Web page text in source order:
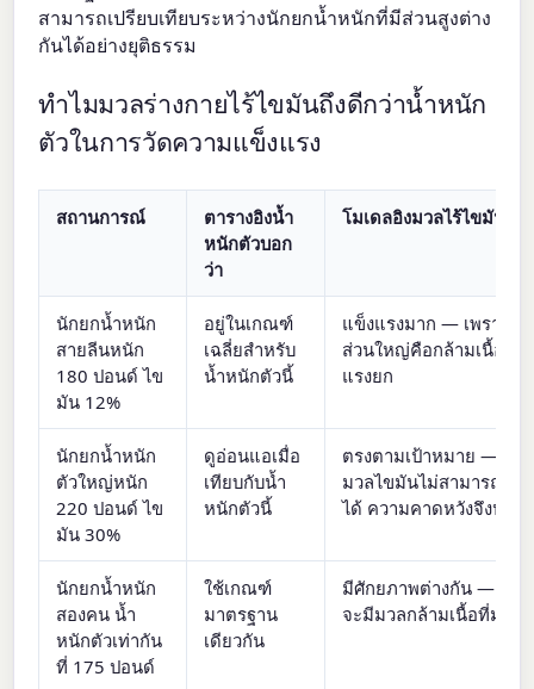
สามารถเปรียบเทียบระหว่างนักยกน้ำหนักที่มีส่วนสูงต่าง
กันได้อย่างยุติธรรม
ทำไมมวลร่างกายไร้ไขมันถึงดีกว่าน้ำหนัก
ตัวในการวัดความแข็งแรง
สถานการณ์
ตารางอิงน้ำ
หนักตัวบอก
ว่า
โมเดลอิงมวลไร้ไขมันบอ
นักยกน้ำหนัก
สายลีนหนัก
180 ปอนด์ ไข
มัน 12%
อยู่ในเกณฑ์
เฉลี่ยสำหรับ
น้ำหนักตัวนี้
แข็งแรงมาก — เพราะน้
ส่วนใหญ่คือกล้ามเนื้อที่ใ
แรงยก
นักยกน้ำหนัก
ตัวใหญ่หนัก
220 ปอนด์ ไข
มัน 30%
ดูอ่อนแอเมื่อ
เทียบกับน้ำ
หนักตัวนี้
ตรงตามเป้าหมาย — เนื่อ
มวลไขมันไม่สามารถช่ว
ได้ ความคาดหวังจึงปรับ
นักยกน้ำหนัก
สองคน น้ำ
หนักตัวเท่ากัน
ที่ 175 ปอนด์
ใช้เกณฑ์
มาตรฐาน
เดียวกัน
มีศักยภาพต่างกัน — คน
จะมีมวลกล้ามเนื้อที่มาก